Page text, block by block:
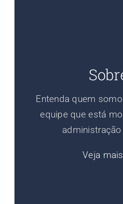
Entenda quem
equipe que está
Veja